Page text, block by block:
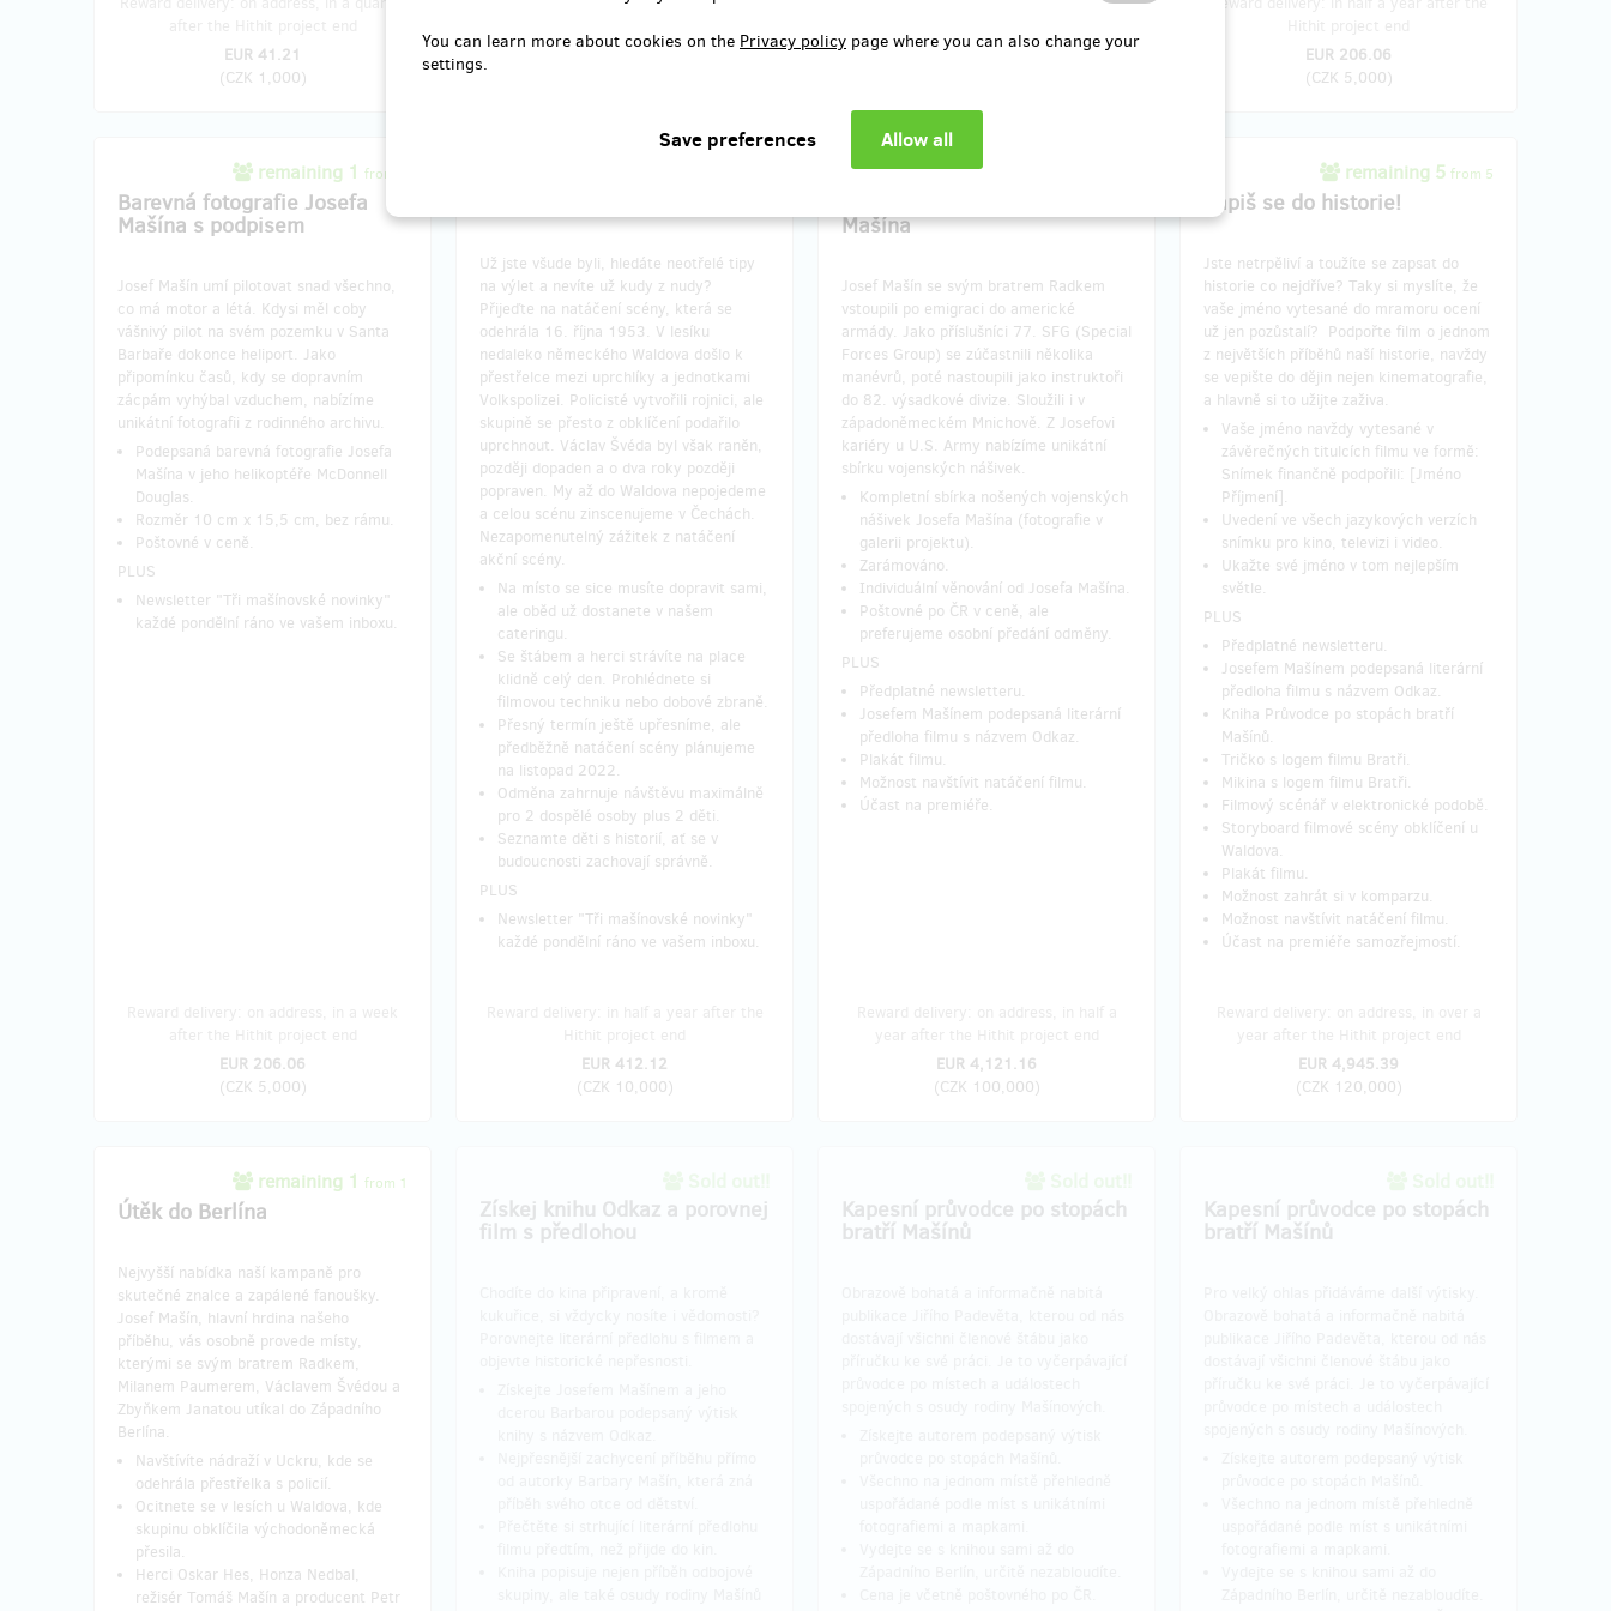
You can learn more about cookies on the Privacy policy page where you can also change your
settings.
EUR 41.21
(CZK 1,000)
EUR 206.06
(CZK 5,000)
remaining 1 from 2
Barevná fotografie Josefa
Mašína s podpisem
Josef Mašín umí pilotovat snad všechno,
co má motor a létá. Kdysi měl coby
vášnivý pilot na svém pozemku v Santa
Barbaře dokonce heliport. Jako
připomínku časů, kdy se dopravním
zácpám vyhýbal vzduchem, nabízíme
unikátní fotografii z rodinného archivu.
Podepsaná barevná fotografie Josefa
Mašína v jeho helikoptéře McDonnell
Douglas.
Rozměr 10 cm x 15,5 cm, bez rámu.
Poštovné v ceně.
PLUS
Newsletter "Tři mašínovské novinky"
každé pondělní ráno ve vašem inboxu.
EUR 206.06
(CZK 5,000)
Už jste všude byli, hledáte neotřelé tipy
na výlet a nevíte už kudy z nudy?
Přijeďte na natáčení scény, která se
odehrála 16. října 1953. V lesíku
nedaleko německého Waldova došlo k
přestřelce mezi uprchlíky a jednotkami
Volkspolizei. Policisté vytvořili rojnici, ale
skupině se přesto z obklíčení podařilo
uprchnout. Václav Švéda byl však raněn,
později dopaden a o dva roky později
popraven. My až do Waldova nepojedeme
a celou scénu zinscenujeme v Čechách.
Nezapomenutelný zážitek z natáčení
akční scény.
Na místo se sice musíte dopravit sami,
ale oběd už dostanete v našem
cateringu.
Se štábem a herci strávíte na place
klidně celý den. Prohlédnete si
filmovou techniku nebo dobové zbraně.
Přesný termín ještě upřesníme, ale
předběžně natáčení scény plánujeme
na listopad 2022.
Odměna zahrnuje návštěvu maximálně
pro 2 dospělé osoby plus 2 děti.
Seznamte děti s historií, ať se v
budoucnosti zachovají správně.
PLUS
Newsletter "Tři mašínovské novinky"
každé pondělní ráno ve vašem inboxu.
EUR 412.12
(CZK 10,000)
remaining 1
Mašína
Josef Mašín se svým bratrem Radkem
vstoupili po emigraci do americké
armády. Jako příslušníci 77. SFG (Special
Forces Group) se zúčastnili několika
manévrů, poté nastoupili jako instruktoři
do 82. výsadkové divize. Sloužili i v
západoněmeckém Mnichově. Z Josefovi
kariéry u U.S. Army nabízíme unikátní
sbírku vojenských nášivek.
Kompletní sbírka nošených vojenských
nášivek Josefa Mašína (fotografie v
galerii projektu).
Zarámováno.
Individuální věnování od Josefa Mašína.
Poštovné po ČR v ceně, ale
preferujeme osobní předání odměny.
PLUS
Předplatné newsletteru.
Josefem Mašínem podepsaná literární
předloha filmu s názvem Odkaz.
Plakát filmu.
Možnost navštívit natáčení filmu.
Účast na premiéře.
EUR 4,121.16
(CZK 100,000)
remaining 5 from 5
Zapiš se do historie!
Jste netrpěliví a toužíte se zapsat do
historie co nejdříve? Taky si myslíte, že
vaše jméno vytesané do mramoru ocení
už jen pozůstalí? Podpořte film o jednom
z největších příběhů naší historie, navždy
se vepište do dějin nejen kinematografie,
a hlavně si to užijte zaživa.
Vaše jméno navždy vytesané v
závěrečných titulcích filmu ve formě:
Snímek finančně podpořili: [Jméno
Příjmení].
Uvedení ve všech jazykových verzích
snímku pro kino, televizi i video.
Ukažte své jméno v tom nejlepším
světle.
PLUS
Předplatné newsletteru.
Josefem Mašínem podepsaná literární
předloha filmu s názvem Odkaz.
Kniha Průvodce po stopách bratří
Mašínů.
Tričko s logem filmu Bratři.
Mikina s logem filmu Bratři.
Filmový scénář v elektronické podobě.
Storyboard filmové scény obklíčení u
Waldova.
Plakát filmu.
Možnost zahrát si v komparzu.
Možnost navštívit natáčení filmu.
Účast na premiéře samozřejmostí.
EUR 4,945.39
(CZK 120,000)
remaining 1 from 1
Útěk do Berlína
Nejvyšší nabídka naší kampaně pro
skutečné znalce a zapálené fanoušky.
Josef Mašín, hlavní hrdina našeho
příběhu, vás osobně provede místy,
kterými se svým bratrem Radkem,
Milanem Paumerem, Václavem Švédou a
Zbyňkem Janatou utíkal do Západního
Berlína.
Navštívíte nádraží v Uckru, kde se
odehrála přestřelka s policií.
Ocitnete se v lesích u Waldova, kde
skupinu obklíčila východoněmecká
přesila.
Herci Oskar Hes, Honza Nedbal,
režisér Tomáš Mašín a producent Petr
Získej knihu Odkaz a porovnej
film s předlohou
Kapesní průvodce po stopách
bratří Mašínů
Kapesní průvodce po stopách
bratří Mašínů